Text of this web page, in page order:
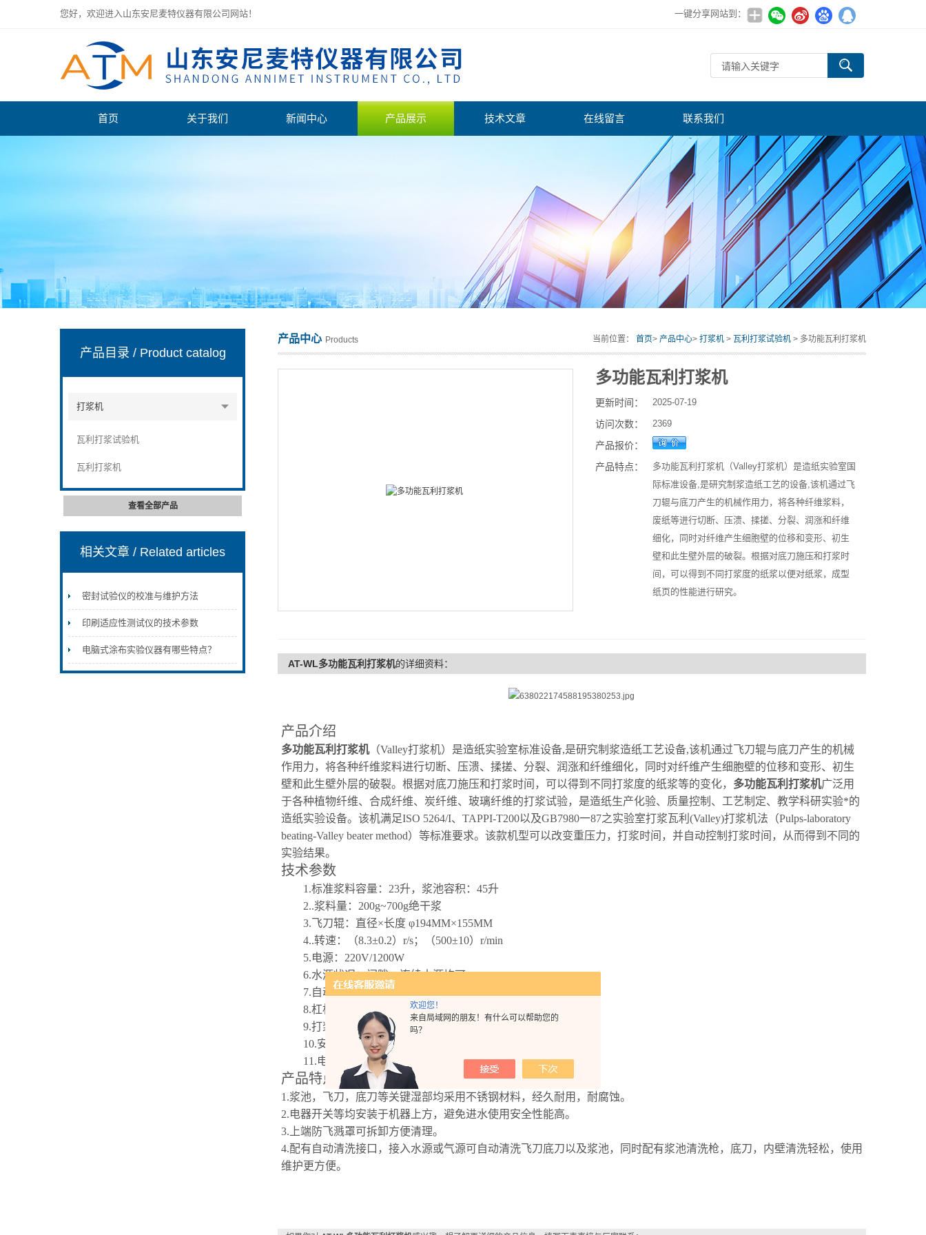
欢迎您！
来自局域网的朋友！有什么可以帮助您的
吗？
您好，欢迎进入山东安尼麦特仪器有限公司网站！ 一键分享网站到：
首页 关于我们 新闻中心 产品展示 技术文章 在线留言 联系我们
产品目录 / Product catalog
打浆机
瓦利打浆试验机
瓦利打浆机
查看全部产品
相关文章/ Related articles
密封试验仪的校准与维护方法
印刷适应性测试仪的技术参数
电脑式涂布实验仪器有哪些特点？
产品中心 Products 当前位置： 首页> 产品中心> 打浆机 > 瓦利打浆试验机 > 多功能瓦利打浆机
多功能瓦利打浆机
更新时间： 2025-07-19
访问次数： 2369
产品报价：
产品特点：
多功能瓦利打浆机（Valley打浆机）是造纸实验室国
际标准设备,是研究制浆造纸工艺的设备,该机通过飞
刀辊与底刀产生的机械作用力，将各种纤维浆料，
废纸等进行切断、压溃、揉搓、分裂、润涨和纤维
细化，同时对纤维产生细胞壁的位移和变形、初生
壁和此生壁外层的破裂。根据对底刀施压和打浆时
间，可以得到不同打浆度的纸浆以便对纸浆，成型
纸页的性能进行研究。
AT-WL多功能瓦利打浆机的详细资料：
产品介绍
多功能瓦利打浆机（Valley打浆机）是造纸实验室标准设备,是研究制浆造纸工艺设备,该机通过飞刀辊与底刀产生的机械
作用力，将各种纤维浆料进行切断、压溃、揉搓、分裂、润涨和纤维细化，同时对纤维产生细胞壁的位移和变形、初生
壁和此生壁外层的破裂。根据对底刀施压和打浆时间，可以得到不同打浆度的纸浆等的变化， 多功能瓦利打浆机广泛用
于各种植物纤维、合成纤维、炭纤维、玻璃纤维的打浆试验，是造纸生产化验、质量控制、工艺制定、教学科研实验*的
造纸实验设备。该机满足ISO 5264/I、TAPPI-T200以及GB7980一87之实验室打浆瓦利(Valley)打浆机法（Pulps-laboratory
beating-Valley beater method）等标准要求。该款机型可以改变重压力，打浆时间，并自动控制打浆时间，从而得到不同的
实验结果。
技术参数
1.标准浆料容量：23升，浆池容积：45升
2..浆料量：200g~700g绝干浆
3.飞刀辊：直径×长度 φ194MM×155MM
4..转速：（8.3±0.2）r/s；（500±10）r/min
5.电源： 220V/1200W
6.水源状况：间隙、连续水源均可
7.自动清洗功能：有
8.杠杆负荷力：54±1N (加载力可以通过更换砝码改变）
9.打浆时间：1-999min (时间单位，秒，分钟，小时可切换）
10.安全防护：有，电器均安装在顶部，远离水源，水电分离
11.电机安装结构，弹簧式软安装，运行平稳噪音小。
产品特点
1.浆池，飞刀，底刀等关键湿部均采用不锈钢材料，经久耐用，耐腐蚀。
2.电器开关等均安装于机器上方，避免进水使用安全性能高。
3.上端防飞溅罩可拆卸方便清理。
4.配有自动清洗接口，接入水源或气源可自动清洗飞刀底刀以及浆池，
同时配有浆池清洗枪，底刀，内壁清洗轻松， 使用
维护更方便。